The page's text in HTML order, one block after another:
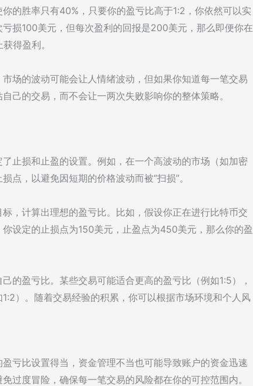
的胜率只有40%，只要你的盈亏比高于1:2，你依然可以实
损100美元，但每次盈利的回报是200美元，那么即便你在
得盈利。
场的波动可能会让人情绪波动，但如果你知道每一笔交易
己的交易，而不会让一两次失败影响你的整体策略。
止损和止盈的设置。例如，在一个高波动的市场（如加密
点，以避免因短期的价格波动而被“扫损”。
，计算出理想的盈亏比。比如，假设你正在进行比特币交
设定的止损点为150美元，止盈点为450美元，那么你的盈
的盈亏比。某些交易可能适合更高的盈亏比（例如1:5），
）。随着交易经验的积累，你可以根据市场环境和个人风
亏比设置得当，资金管理不当也可能导致账户的资金迅速
过度冒险，确保每一笔交易的风险都在你的可控范围内。